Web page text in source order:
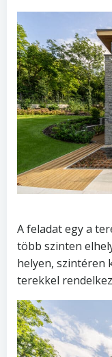
A feladat egy a
több szinten
helyen, szintéren
terekkel